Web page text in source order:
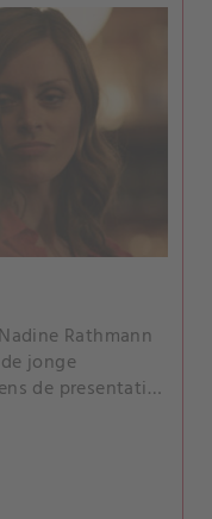
Rathmann
jonge
de presentatie